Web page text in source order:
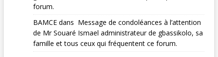
forum.
BAMCE dans Message de condoléances à l’attention
de Mr Souaré Ismael administrateur de gbassikolo, sa
famille et tous ceux qui fréquentent ce forum.